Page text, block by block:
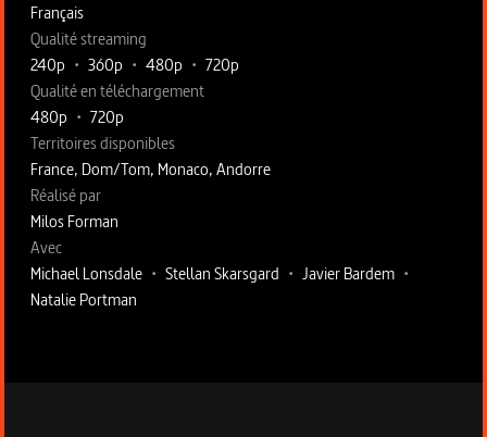
Français
Qualité streaming
240p • 360p • 480p • 720p
Qualité en téléchargement
480p • 720p
Territoires disponibles
France, Dom/Tom, Monaco, Andorre
Fiche technique section droite
Réalisé par
Milos Forman
Avec
Michael Lonsdale • Stellan Skarsgard • Javier Bardem •
Natalie Portman